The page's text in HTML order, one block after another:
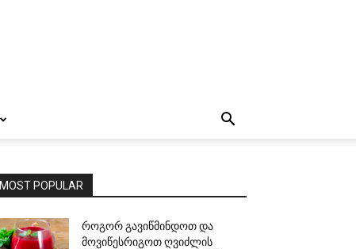
MOST POPULAR
როგორ გავიწმინდოთ და
მოვიწესრიგოთ ღვიძლის